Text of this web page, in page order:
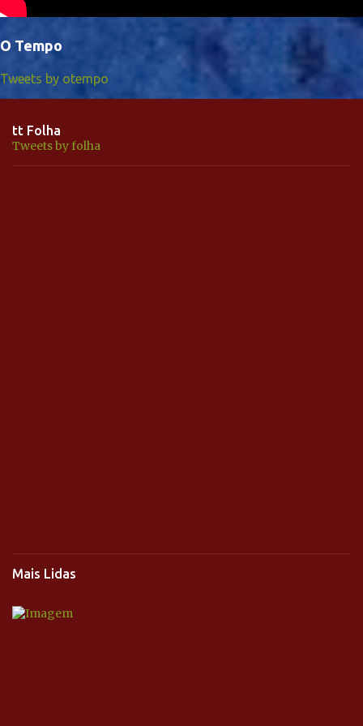
O Tempo
Tweets by otempo
tt Folha
Tweets by folha
Mais Lidas